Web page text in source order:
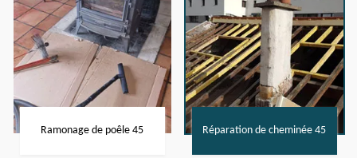
Ramonage de poêle 45 Réparation de cheminée 45